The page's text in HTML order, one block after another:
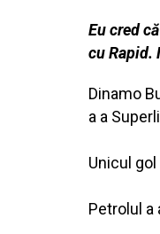
Eu cred
cu Rapid.
Dinamo
a a
Unicul
Petrolul a